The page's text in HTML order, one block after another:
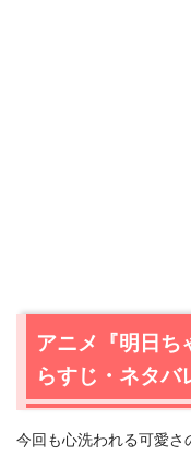
アニメ『明日ち
らすじ・ネタバ
今回も心洗われる可愛さ